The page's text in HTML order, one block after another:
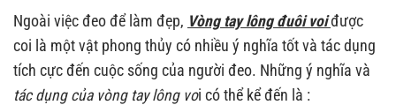
Ngoài việc đeo để làm đẹp, Vòng tay lông đuôi voi được
coi là một vật phong thủy có nhiều ý nghĩa tốt và tác dụng
tích cực đến cuộc sống của người đeo. Những ý nghĩa và
tác dụng của vòng tay lông voi có thể kể đến là :